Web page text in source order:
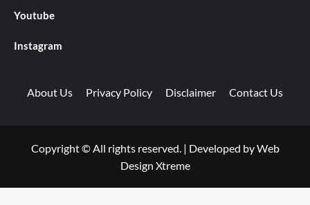
Youtube
Instagram
About Us Privacy Policy Disclaimer Contact Us
Copyright © All rights reserved. | Developed byWeb
Design Xtreme